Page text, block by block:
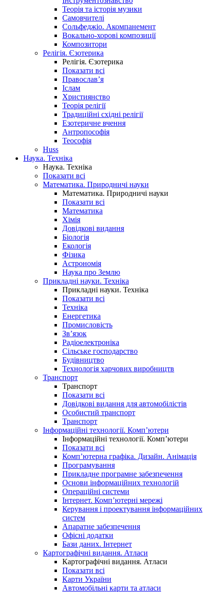
Теорія та історія музики
Самовчителі
Сольфеджіо. Акомпанемент
Вокально-хорові композиції
Композитори
Релігія. Єзотерика
Релігія. Єзотерика
Показати всі
Православ’я
Іслам
Християнство
Теорія релігії
Традиційні східні релігії
Езотеричне вчення
Антропософія
Теософія
Huss
Наука. Техніка
Наука. Техніка
Показати всі
Математика. Природничі науки
Математика. Природничі науки
Показати всі
Математика
Хімія
Довідкові видання
Біологія
Екологія
Фізика
Астрономія
Наука про Землю
Прикладні науки. Техніка
Прикладні науки. Техніка
Показати всі
Техніка
Енергетика
Промисловість
Зв’язок
Радіоелектроніка
Сільське господарство
Будівництво
Технологія харчових виробництв
Транспорт
Транспорт
Показати всі
Довідкові видання для автомобілістів
Особистий транспорт
Транспорт
Інформаційні технології. Комп’ютери
Інформаційні технології. Комп’ютери
Показати всі
Комп’ютерна графіка. Дизайн. Анімація
Програмування
Прикладне програмне забезпечення
Основи інформаційних технологій
Операційні системи
Інтернет. Комп’ютерні мережі
Керування і проектування інформаційних
систем
Апаратне забезпечення
Офісні додатки
Бази даних. Інтернет
Картографічні видання. Атласи
Картографічні видання. Атласи
Показати всі
Карти України
Автомобільні карти та атласи